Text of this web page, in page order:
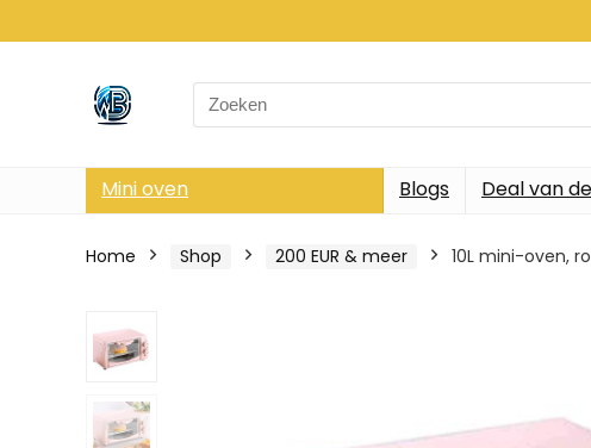
Search
for:
Mini oven Blogs Deal van
Home Shop 200 EUR & meer 10L mini-oven,